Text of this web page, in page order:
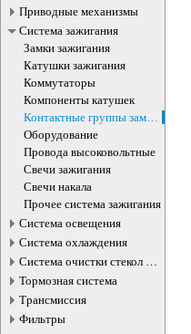
Приводные механизмы
Система зажигания
Замки зажигания
Катушки зажигания
Коммутаторы
Компоненты катушек
Контактные группы замка
зажигания
Оборудование
Провода высоковольтные
Свечи зажигания
Свечи накала
Прочее система зажигания
Система освещения
Система охлаждения
Система очистки стекол и
фар
Тормозная система
Трансмиссия
Фильтры